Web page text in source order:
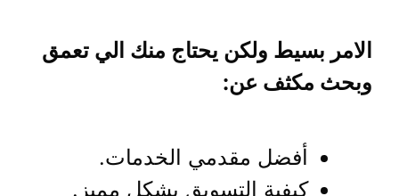
الامر بسيط ولكن يحتاج منك الي تعمق
وبحث مكثف عن:
أفضل مقدمي الخدمات.
كيفية التسويق بشكل مميز.